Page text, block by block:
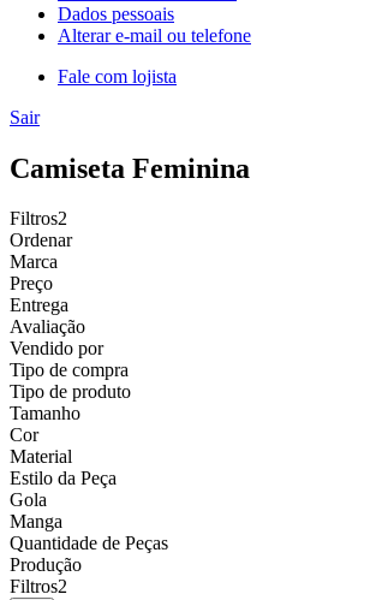
Dados pessoais
Alterar e-mail ou telefone
Fale com lojista
Sair
Camiseta Feminina
Filtros2
Ordenar
Marca
Preço
Entrega
Avaliação
Vendido por
Tipo de compra
Tipo de produto
Tamanho
Cor
Material
Estilo da Peça
Gola
Manga
Quantidade de Peças
Produção
Filtros2